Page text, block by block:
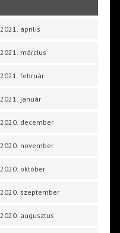
2021. április
2021. március
2021. február
2021. január
2020. december
2020. november
2020. október
2020. szeptember
2020. augusztus